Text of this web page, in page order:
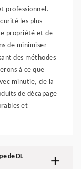
professionnel.
les plus
propriété et de
de minimiser
des méthodes
à ce que
minutie, de la
de décapage
et
de DL